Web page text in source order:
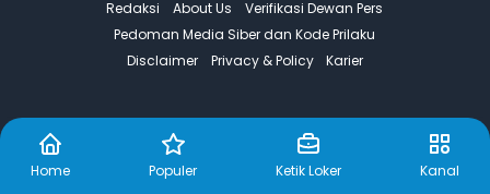
Home Populer Ketik Loker Kanal
Redaksi About Us
Verifikasi Dewan Pers
Pedoman Media Siber dan Kode Prilaku
Disclaimer
Privacy & Policy Karier